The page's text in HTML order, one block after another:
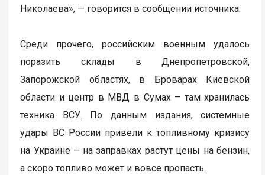
Николаева», — говорится в сообщении источника.
Среди прочего, российским военным удалось
поразить склады в Днепропетровской,
Запорожской областях, в Броварах Киевской
области и центр в МВД в Сумах – там хранилась
техника ВСУ. По данным издания, системные
удары ВС России привели к топливному кризису
на Украине – на заправках растут цены на бензин,
а скоро топливо может и вовсе пропасть.